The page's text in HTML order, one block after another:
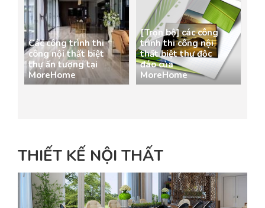
Các công trình thi
công nội thất biệt
thự ấn tượng tại
MoreHome
[Trọn bộ] các công
trình thi công nội
thất biệt thự độc
đáo của
MoreHome
THIẾT KẾ NỘI THẤT